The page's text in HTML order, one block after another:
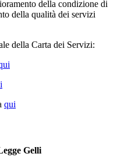
della condizione di
della qualità dei servizi
della Carta dei Servizi:
qui
Gelli